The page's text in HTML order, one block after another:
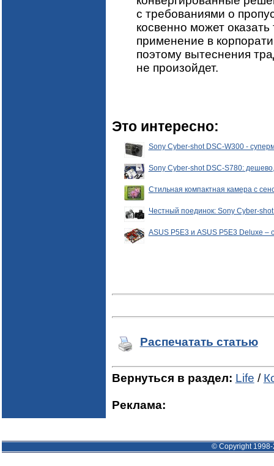
с требованиями о
косвенно может
применение в
поэтому вытеснения
не произойдет.
Это интересно:
Sony Cyber-shot DSC-W300 -
Sony Cyber-shot DSC-S780:
Стильная компактная камера с
Честный поединок: Sony Cyber-
ASUS P5E3 и ASUS P5E3 Deluxe –
Распечатать статью
Вернуться в раздел: Life /
Реклама:
© Copyright 1998-